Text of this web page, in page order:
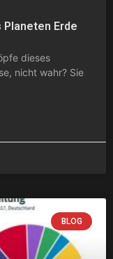
Erde
dieses
nicht wahr? Sie
BLOG